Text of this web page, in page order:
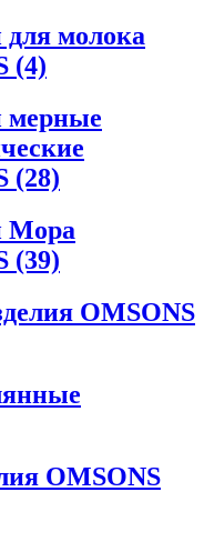
молока
(4)
мерные
(28)
Мора
(39)
OMSONS
OMSONS